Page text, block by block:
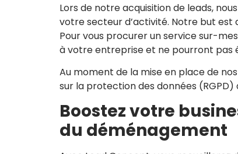
Lors de notre acquisition de leads,
votre secteur d’activité. Notre but est
Pour vous procurer un service sur-
à votre entreprise et ne pourront pas
Au moment de la mise en place de
sur la protection des données
Boostez votre
du déménagement